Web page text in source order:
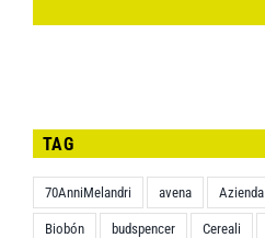
TAG
70AnniMelandri avena Azienda
Biobón budspencer Cereali